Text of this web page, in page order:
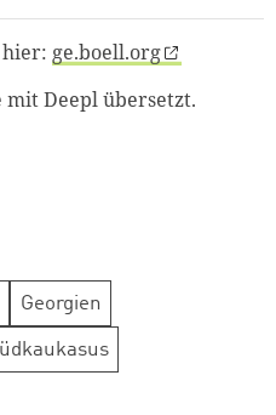
ge.boell.org
Deepl übersetzt.
Georgien